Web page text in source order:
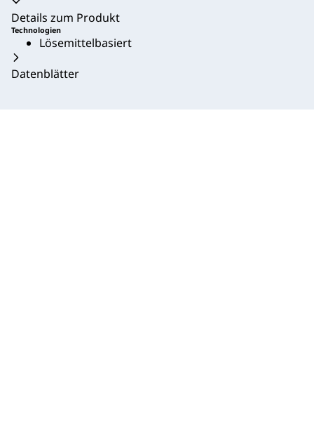
Details zum Produkt
Technologien
Lösemittelbasiert
Datenblätter